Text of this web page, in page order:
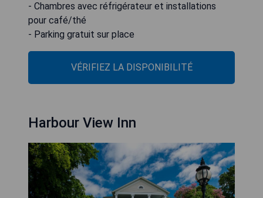
- Chambres avec réfrigérateur et installations
pour café/thé
- Parking gratuit sur place
VÉRIFIEZ LA DISPONIBILITÉ
Harbour View Inn